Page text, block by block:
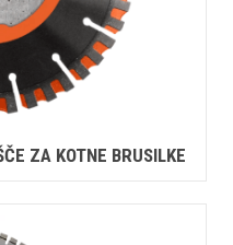
ZA KOTNE BRUSILKE